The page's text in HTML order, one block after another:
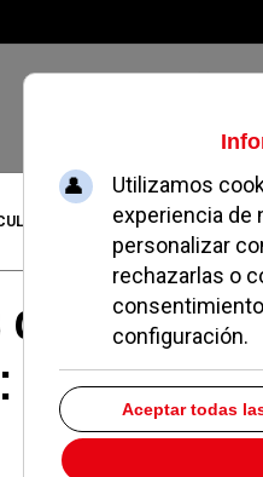
DEPORTES MADRID
la
gana